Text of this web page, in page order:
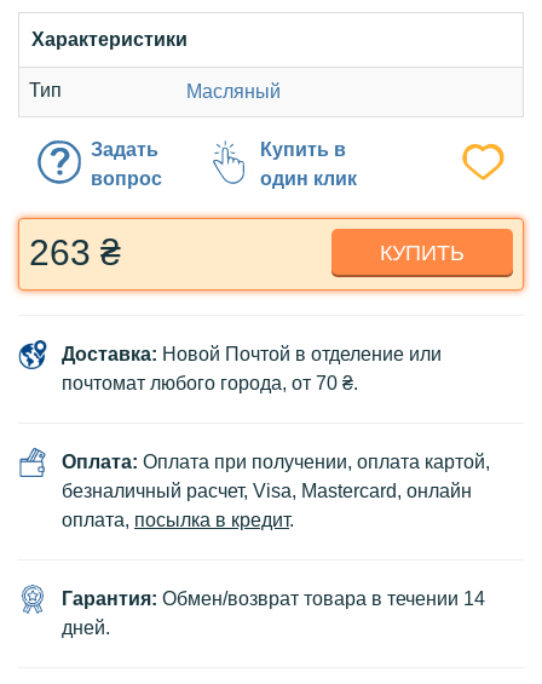
Характеристики
Тип Масляный
Задать
вопрос
Купить в
один клик
263 ₴ КУПИТЬ
Доставка: Новой Почтой в отделение или
почтомат любого города, от 70 ₴.
Оплата: Оплата при получении, оплата картой,
безналичный расчет, Visa, Mastercard, онлайн
оплата, посылка в кредит.
Гарантия: Обмен/возврат товара в течении 14
дней.